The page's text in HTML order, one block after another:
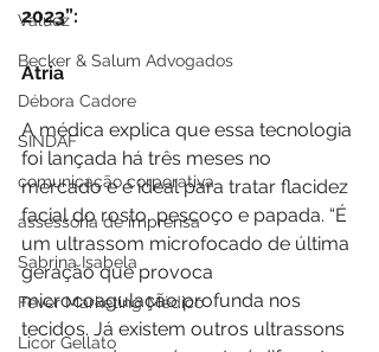
Valuez
Becker & Salum Advogados
Débora Cadore
SINDAF
comunicação corporativa
assessoria de imprensa
Sabrina Isabela
Fever Marketing Médico
Licor Gellato
2023”:
Atria
A médica explica que essa tecnologia
foi lançada há três meses no
mercado e é ideal para tratar flacidez
facial do rosto, pescoço e papada. “É
um ultrassom microfocado de última
geração que provoca
microcoagulação profunda nos
tecidos. Já existem outros ultrassons